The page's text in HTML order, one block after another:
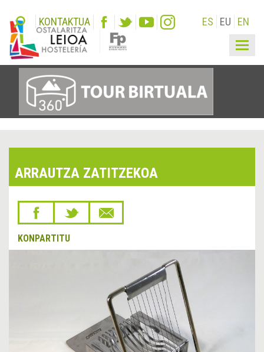
KONTAKTUA ES EU EN
ARRAUTZA ZATITZEKOA
KONPARTITU